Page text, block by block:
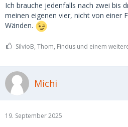
Ich brauche jedenfalls nach zwei bis
meinen eigenen vier, nicht von einer
Wänden.
SilvioB, Thom, Findus und einem
Michi
19. September 2025